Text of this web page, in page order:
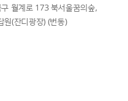
월계로 173 북서울꿈의숲,
원(잔디광장) (번동)